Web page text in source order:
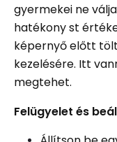
gyermekei ne
hatékony st
képernyő előtt
kezelésére. Itt
megtehet.
Felügyelet és